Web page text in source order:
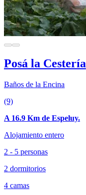
Posá la Cestería
Baños de la Encina
(9)
A 16.9 Km de Espeluy.
Alojamiento entero
2 - 5 personas
2 dormitorios
4 camas